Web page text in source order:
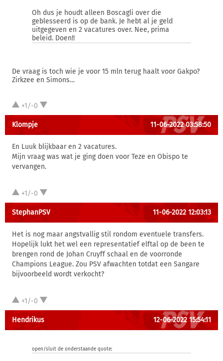
Oh dus je houdt alleen Boscagli over die
geblesseerd is op de bank. Je hebt al je geld
uitgegeven en 2 vacatures over. Nee, prima
beleid. Doen!!
De vraag is toch wie je voor 15 mln terug haalt voor Gakpo?
Zirkzee en Simons…
+1/-0
Klompje 11-06-2022 03:58:50
En Luuk blijkbaar en 2 vacatures.
Mijn vraag was wat je ging doen voor Teze en Obispo te
vervangen.
+1/-0
StephanPSV 11-06-2022 12:03:13
Het is nog maar angstvallig stil rondom eventuele transfers.
Hopelijk lukt het wel een representatief elftal op de been te
brengen rond de Johan Cruyff schaal en de voorronde
Champions League. Zou PSV afwachten totdat een Sangare
bijvoorbeeld wordt verkocht?
+1/-0
Hendrikus 12-06-2022 15:54:11
open/sluit de onderstaande quote: